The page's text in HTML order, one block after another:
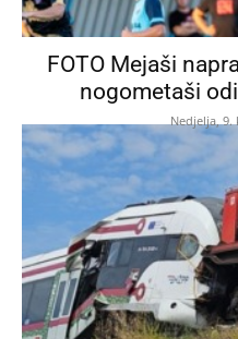
FOTO Mejaši
nogometaši
Nedjelja, 9.